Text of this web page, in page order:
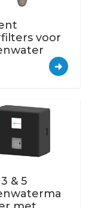
voor
& 5